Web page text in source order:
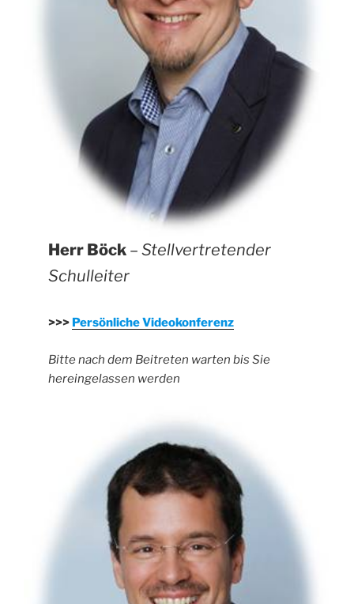
Herr Böck –Stellvertretender
Schulleiter
>>> Persönliche Videokonferenz
Bitte nach dem Beitreten warten bis Sie
hereingelassen werden